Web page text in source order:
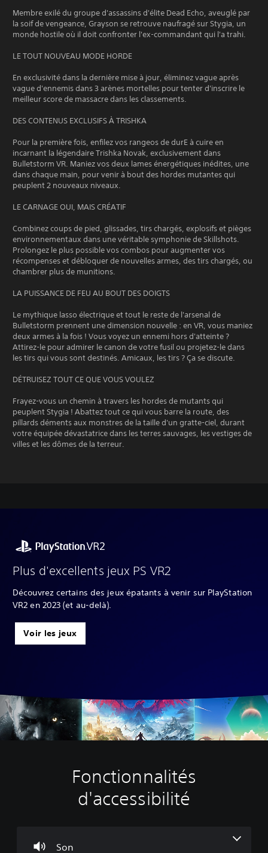
Membre exilé du groupe d'assassins d'élite Dead Echo, aveuglé par
la soif de vengeance, Grayson se retrouve naufragé sur Stygia, un
monde hostile où il doit confronter l'ex-commandant qui l'a trahi.
LE TOUT NOUVEAU MODE HORDE
En exclusivité dans la dernière mise à jour, éliminez vague après
vague d'ennemis dans 3 arènes mortelles pour tenter d'inscrire le
meilleur score de massacre dans les classements.
DES CONTENUS EXCLUSIFS À TRISHKA
Pour la première fois, enfilez vos rangeos de durE à cuire en
incarnant la légendaire Trishka Novak, exclusivement dans
Bulletstorm VR. Maniez vos deux lames énergétiques inédites, une
dans chaque main, pour venir à bout des hordes mutantes qui
peuplent 2 nouveaux niveaux.
LE CARNAGE OUI, MAIS CRÉATIF
Combinez coups de pied, glissades, tirs chargés, explosifs et pièges
environnementaux dans une véritable symphonie de Skillshots.
Prolongez le plus possible vos combos pour augmenter vos
récompenses et débloquer de nouvelles armes, des tirs chargés, ou
chambrer plus de munitions.
LA PUISSANCE DE FEU AU BOUT DES DOIGTS
Le mythique lasso électrique et tout le reste de l'arsenal de
Bulletstorm prennent une dimension nouvelle : en VR, vous maniez
deux armes à la fois ! Vous voyez un ennemi hors d'atteinte ?
Attirez-le pour admirer le canon de votre fusil ou projetez-le dans
les tirs qui vous sont destinés. Amicaux, les tirs ? Ça se discute.
DÉTRUISEZ TOUT CE QUE VOUS VOULEZ
Frayez-vous un chemin à travers les hordes de mutants qui
peuplent Stygia ! Abattez tout ce qui vous barre la route, des
pillards déments aux monstres de la taille d'un gratte-ciel, durant
votre équipée dévastatrice dans les terres sauvages, les vestiges de
villes et les dômes de la terreur.
Plus d'excellents jeux PS VR2
Découvrez certains des jeux épatants à venir sur PlayStation
VR2 en 2023 (et au-delà).
Voir les jeux
Fonctionnalités
d'accessibilité
Son
e
a
u